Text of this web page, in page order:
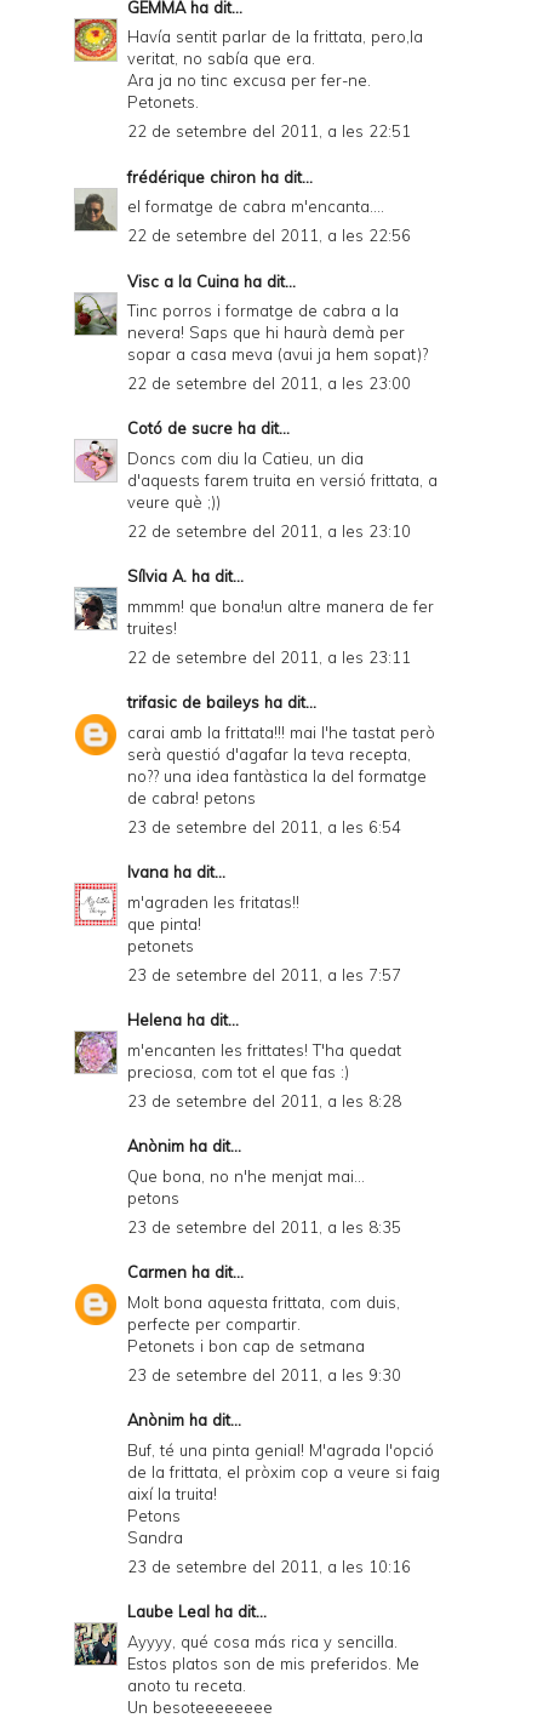
GEMMAha dit...
Havía sentit parlar de la frittata, pero,la
veritat, no sabía que era.
Ara ja no tinc excusa per fer-ne.
Petonets.
22 de setembre del 2011, a les 22:51
frédérique chiron ha dit...
el formatge de cabra m'encanta....
22 de setembre del 2011, a les 22:56
Visc a la Cuina ha dit...
Tinc porros i formatge de cabra a la
nevera! Saps que hi haurà demà per
sopar a casa meva (avui ja hem sopat)?
22 de setembre del 2011, a les 23:00
Cotó de sucre ha dit...
Doncs com diu la Catieu, un dia
d'aquests farem truita en versió frittata, a
veure què ;))
22 de setembre del 2011, a les 23:10
Sílvia A. ha dit...
mmmm! que bona!un altre manera de fer
truites!
22 de setembre del 2011, a les 23:11
trifasic de baileys ha dit...
carai amb la frittata!!! mai l'he tastat però
serà questió d'agafar la teva recepta,
no?? una idea fantàstica la del formatge
de cabra! petons
23 de setembre del 2011, a les 6:54
Ivana ha dit...
m'agraden les fritatas!!
que pinta!
petonets
23 de setembre del 2011, a les 7:57
Helena ha dit...
m'encanten les frittates! T'ha quedat
preciosa, com tot el que fas :)
23 de setembre del 2011, a les 8:28
Anònim ha dit...
Que bona, no n'he menjat mai...
petons
23 de setembre del 2011, a les 8:35
Carmen ha dit...
Molt bona aquesta frittata, com duis,
perfecte per compartir.
Petonets i bon cap de setmana
23 de setembre del 2011, a les 9:30
Anònim ha dit...
Buf, té una pinta genial! M'agrada l'opció
de la frittata, el pròxim cop a veure si faig
així la truita!
Petons
Sandra
23 de setembre del 2011, a les 10:16
Laube Leal ha dit...
Ayyyy, qué cosa más rica y sencilla.
Estos platos son de mis preferidos. Me
anoto tu receta.
Un besoteeeeeeee